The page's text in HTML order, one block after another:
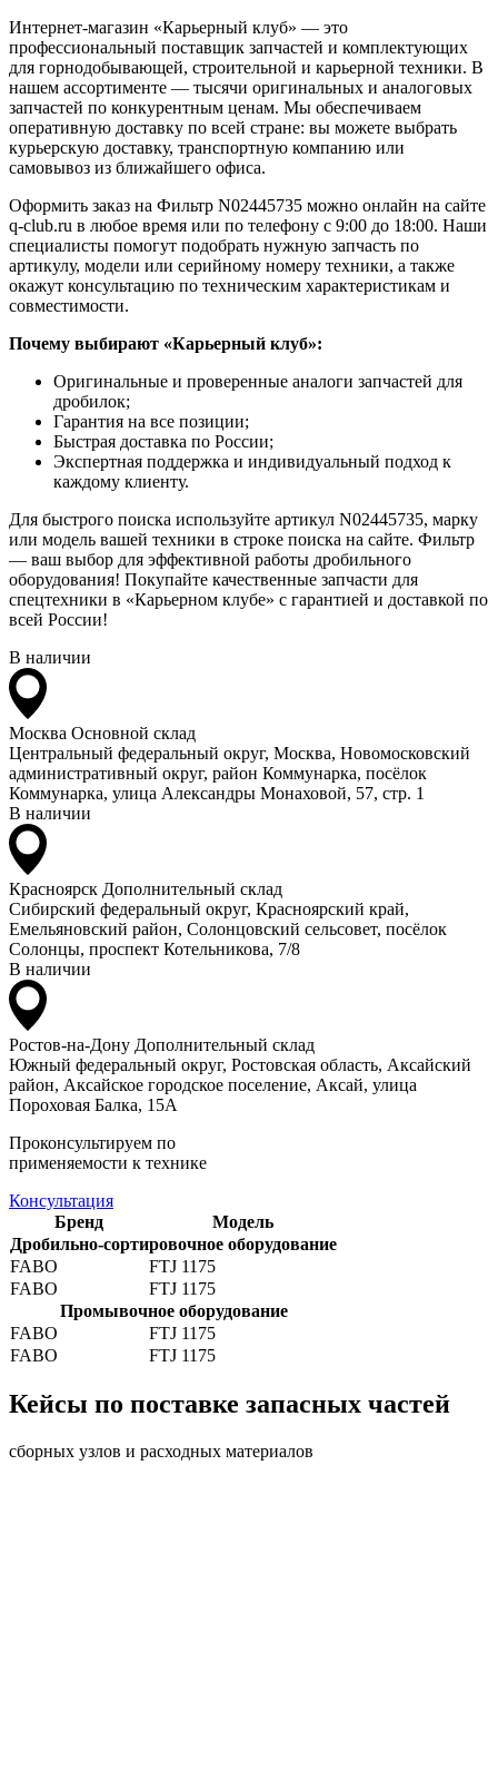
Интернет-магазин «Карьерный клуб» — это
профессиональный поставщик запчастей и комплектующих
для горнодобывающей, строительной и карьерной техники. В
нашем ассортименте — тысячи оригинальных и аналоговых
запчастей по конкурентным ценам. Мы обеспечиваем
оперативную доставку по всей стране: вы можете выбрать
курьерскую доставку, транспортную компанию или
самовывоз из ближайшего офиса.
Оформить заказ на Фильтр N02445735 можно онлайн на сайте
q-club.ru в любое время или по телефону с 9:00 до 18:00. Наши
специалисты помогут подобрать нужную запчасть по
артикулу, модели или серийному номеру техники, а также
окажут консультацию по техническим характеристикам и
совместимости.
Почему выбирают «Карьерный клуб»:
Оригинальные и проверенные аналоги запчастей для
дробилок;
Гарантия на все позиции;
Быстрая доставка по России;
Экспертная поддержка и индивидуальный подход к
каждому клиенту.
Для быстрого поиска используйте артикул N02445735, марку
или модель вашей техники в строке поиска на сайте. Фильтр
— ваш выбор для эффективной работы дробильного
оборудования! Покупайте качественные запчасти для
спецтехники в «Карьерном клубе» с гарантией и доставкой по
всей России!
В наличии
Москва Основной склад
Центральный федеральный округ, Москва, Новомосковский
административный округ, район Коммунарка, посёлок
Коммунарка, улица Александры Монаховой, 57, стр. 1
В наличии
Красноярск Дополнительный склад
Сибирский федеральный округ, Красноярский край,
Емельяновский район, Солонцовский сельсовет, посёлок
Солонцы, проспект Котельникова, 7/8
В наличии
Ростов-на-Дону Дополнительный склад
Южный федеральный округ, Ростовская область, Аксайский
район, Аксайское городское поселение, Аксай, улица
Пороховая Балка, 15А
Проконсультируем по
применяемости к технике
Консультация
Бренд
Модель
Дробильно-сортировочное оборудование
FABO
FTJ 1175
FABO
FTJ 1175
Промывочное оборудование
FABO
FTJ 1175
FABO
FTJ 1175
Кейсы по поставке запасных частей
сборных узлов и расходных материалов